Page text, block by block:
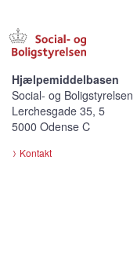
Hjælpemiddelbasen
Social- og Boligstyrelsen
Lerchesgade 35, 5
5000 Odense C
Kontakt